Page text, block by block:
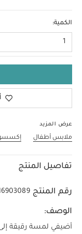
الكمية:
1
عرض المزيد
ملابس أطفال
تفاصيل المنتج
رقم المنتج
الوصف:
أضيفي لمسة رقيقة